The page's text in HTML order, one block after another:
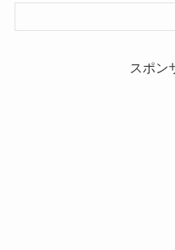
スポン